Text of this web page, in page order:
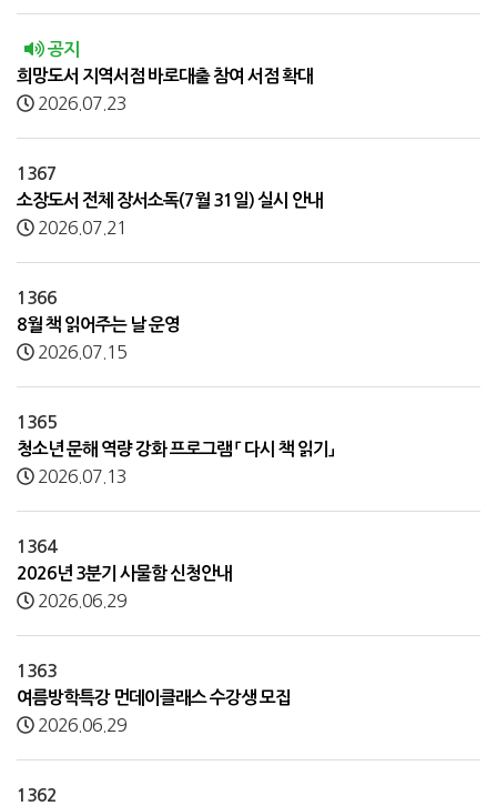
공지
희망도서 지역서점 바로대출 참여 서점 확대
2026.07.23
1367
소장도서 전체 장서소독(7월 31일) 실시 안내
2026.07.21
1366
8월 책 읽어주는 날 운영
2026.07.15
1365
청소년 문해 역량 강화 프로그램 「 다시 책 읽기」
2026.07.13
1364
2026년 3분기 사물함 신청안내
2026.06.29
1363
여름방학특강 먼데이클래스 수강생 모집
2026.06.29
1362